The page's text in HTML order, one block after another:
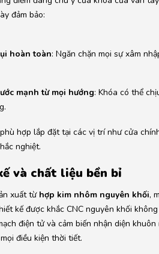
đảm bảo:
hoàn toàn: Ngăn chặn mọi sự xâm
mạnh từ mọi hướng: Khóa có thể
hợp lắp đặt tại các vị trí như cửa
nghiệt.
và chất liệu bền bỉ
xuất từ hợp kim nhôm nguyên khối,
kế được khắc CNC nguyên khối
điện tử và cảm biến nhận diện
điều kiện thời tiết.